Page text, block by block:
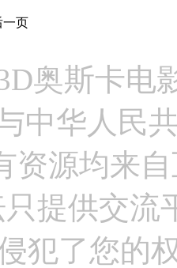
一页
奥斯卡电
中华人民
资源均来
提供交流
犯了您的